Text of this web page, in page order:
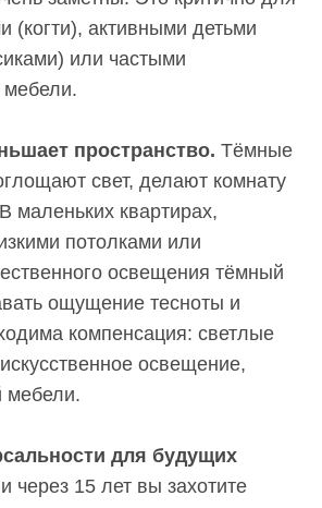
под
от условий
уровня нагрузки,
видимость царапин,
частоту уборки.
инженерная доска
беж) или средние
от игрушек и когтей,
Матовое покрытие (лак
маскирует следы.
домашними